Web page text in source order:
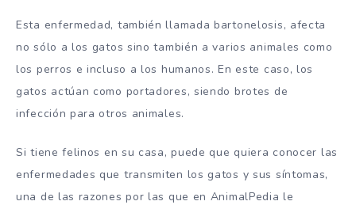
Esta enfermedad, también llamada bartonelosis, afecta
no sólo a los gatos sino también a varios animales como
los perros e incluso a los humanos. En este caso, los
gatos actúan como portadores, siendo brotes de
infección para otros animales.
Si tiene felinos en su casa, puede que quiera conocer las
enfermedades que transmiten los gatos y sus síntomas,
una de las razones por las que en AnimalPedia le